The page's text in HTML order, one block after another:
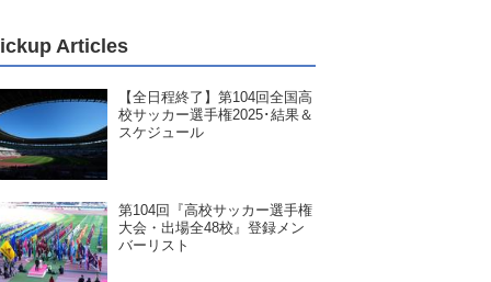
Articles
【全日程終了】第104回全国高
校サッカー選手権2025･結果＆
スケジュール
第104回『高校サッカー選手権
大会・出場全48校』登録メン
バーリスト